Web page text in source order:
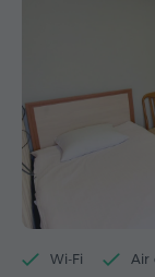
Wi-Fi Air